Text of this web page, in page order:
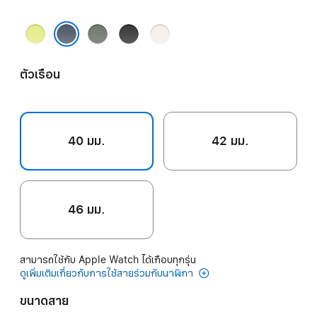
เหลือง
นีออนน้ำเงินแองเคอร์บลู
เทา
เขียว
ดำ
ชม
ตัวเรือน
40 มม. 42 มม.
46 มม.
สามารถใช้กับ Apple Watch ได้เกือบทุกรุ่น
ดูเพิ่มเติมเกี่ยวกับการใช้สายร่วมกับนาฬิกา
ขนาดสาย